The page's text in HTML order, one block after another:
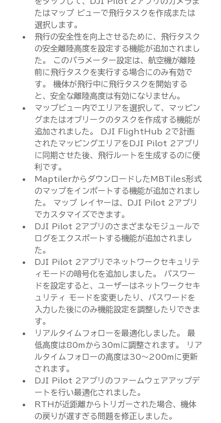
たはマップ ビューで飛行タスクを作成または
選択します。
飛行の安全性を向上させるために、飛行タスク
の安全離陸高度を設定する機能が追加されまし
た。 このパラメーター設定は、航空機が離陸
前に飛行タスクを実行する場合にのみ有効で
す。 機体が飛行中に飛行タスクを開始する
と、安全な離陸高度は有効になりません。
マップビュー内でエリアを選択して、マッピン
グまたはオブリークのタスクを作成する機能が
追加されました。 DJI FlightHub 2で計画
されたマッピングエリアをDJI Pilot 2アプリ
に同期させた後、飛行ルートを生成するのに便
利です。
MaptilerからダウンロードしたMBTiles形式
のマップをインポートする機能が追加されまし
た。 マップ レイヤーは、DJI Pilot 2アプリ
でカスタマイズできます。
DJI Pilot 2アプリのさまざまなモジュールで
ログをエクスポートする機能が追加されまし
た。
DJI Pilot 2アプリでネットワークセキュリテ
ィモードの暗号化を追加しました。 パスワー
ドを設定すると、ユーザーはネットワークセキ
ュリティ モードを変更したり、パスワードを
入力した後にのみ機能設定を調整したりできま
す。
リアルタイムフォローを最適化しました。 最
低高度は80mから30mに調整されます。 リア
ルタイムフォローの高度は30～200mに更新
されます。
DJI Pilot 2アプリのファームウェアアップデ
ートを行い最適化されました。
RTHが近距離からトリガーされた場合、機体
の戻りが遅すぎる問題を修正しました。